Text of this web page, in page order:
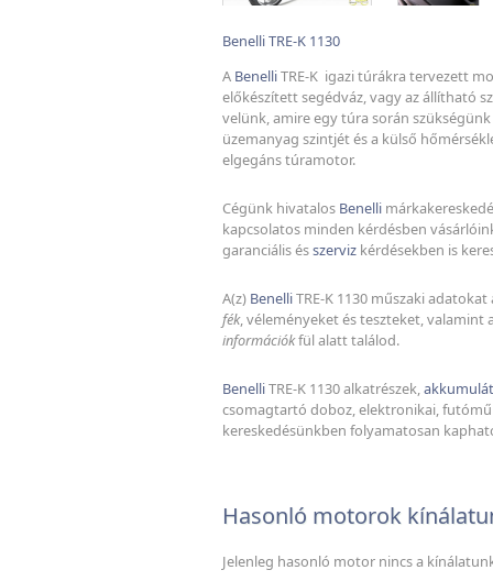
Benelli TRE-K 1130
A BenelliTRE-K igazi túrákra tervezett
előkészített segédváz, vagy az állítható
velünk, amire egy túra során
üzemanyag szintjét és a külső
elgegáns túramotor.
Cégünk hivatalos Benelli
kapcsolatos minden kérdésben
garanciális ésszerviz kérdésekben is
A(z) BenelliTRE-K 1130 műszaki
fék, véleményeket és teszteket, valamint
információkfül alatt találod.
BenelliTRE-K 1130 alkatrészek,
csomagtartó doboz, elektronikai,
kereskedésünkben folyamatosan
Hasonló motorok
Jelenleg hasonló motor nincs a